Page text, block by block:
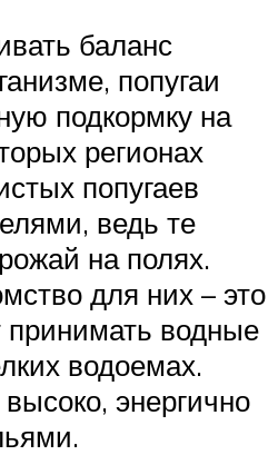
баланс
попугаи
подкормку на
регионах
попугаев
ведь те
на полях.
для них – это
принимать водные
водоемах.
энергично